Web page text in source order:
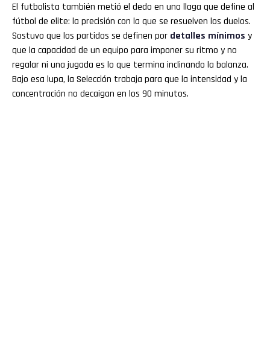
El futbolista también metió el dedo en una llaga que define al
fútbol de elite: la precisión con la que se resuelven los duelos.
Sostuvo que los partidos se definen por detalles mínimos y
que la capacidad de un equipo para imponer su ritmo y no
regalar ni una jugada es lo que termina inclinando la balanza.
Bajo esa lupa, la Selección trabaja para que la intensidad y la
concentración no decaigan en los 90 minutos.